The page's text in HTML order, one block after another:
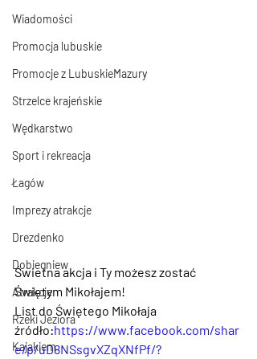
Wiadomości
Promocja lubuskie
Promocje z LubuskieMazury
Strzelce krajeńskie
Wędkarstwo
Sport i rekreacja
Łagów
Imprezy atrakcje
Drezdenko
Dobiegniew
Atrakcje
Rzeki Jeziora
Kajakiem
Świetna akcja i Ty możesz zostać
Świętym Mikołajem!
List do Świętego Mikołaja
źródło:https://www.facebook.com/shar
e/p/uD8NSsgvXZqXNfPf/?